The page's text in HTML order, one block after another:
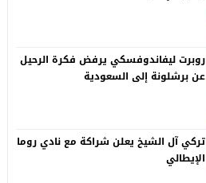
روبرت ليفاندوفسكي يرفض فكرة الرحيل
عن برشلونة إلى السعودية
تركي آل الشيخ يعلن شراكة مع نادي روما
الإيطالي